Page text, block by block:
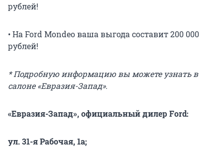
рублей!
• На Ford Mondeo ваша выгода составит 200 000
рублей!
* Подробную информацию вы можете узнать в
салоне «Евразия-Запад».
«Евразия-Запад», официальный дилер Ford:
ул. 31-я Рабочая, 1а;